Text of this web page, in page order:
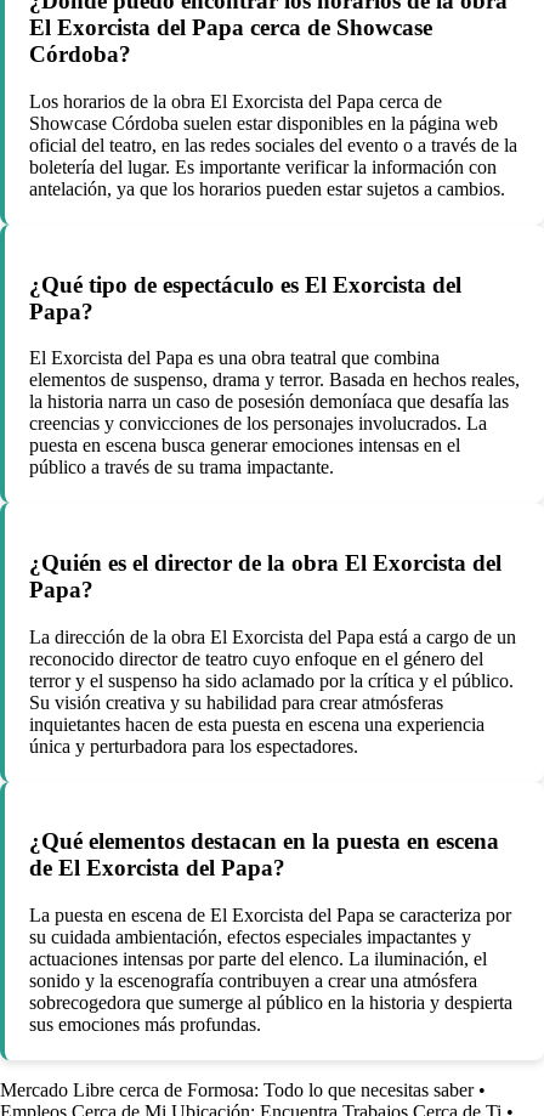
El Exorcista del Papa cerca de Showcase
Córdoba?
Los horarios de la obra El Exorcista del Papa cerca de
Showcase Córdoba suelen estar disponibles en la página web
oficial del teatro, en las redes sociales del evento o a través de la
boletería del lugar. Es importante verificar la información con
antelación, ya que los horarios pueden estar sujetos a cambios.
¿Qué tipo de espectáculo es El Exorcista del
Papa?
El Exorcista del Papa es una obra teatral que combina
elementos de suspenso, drama y terror. Basada en hechos reales,
la historia narra un caso de posesión demoníaca que desafía las
creencias y convicciones de los personajes involucrados. La
puesta en escena busca generar emociones intensas en el
público a través de su trama impactante.
¿Quién es el director de la obra El Exorcista del
Papa?
La dirección de la obra El Exorcista del Papa está a cargo de un
reconocido director de teatro cuyo enfoque en el género del
terror y el suspenso ha sido aclamado por la crítica y el público.
Su visión creativa y su habilidad para crear atmósferas
inquietantes hacen de esta puesta en escena una experiencia
única y perturbadora para los espectadores.
¿Qué elementos destacan en la puesta en escena
de El Exorcista del Papa?
La puesta en escena de El Exorcista del Papa se caracteriza por
su cuidada ambientación, efectos especiales impactantes y
actuaciones intensas por parte del elenco. La iluminación, el
sonido y la escenografía contribuyen a crear una atmósfera
sobrecogedora que sumerge al público en la historia y despierta
sus emociones más profundas.
Mercado Libre cerca de Formosa: Todo lo que necesitas saber•